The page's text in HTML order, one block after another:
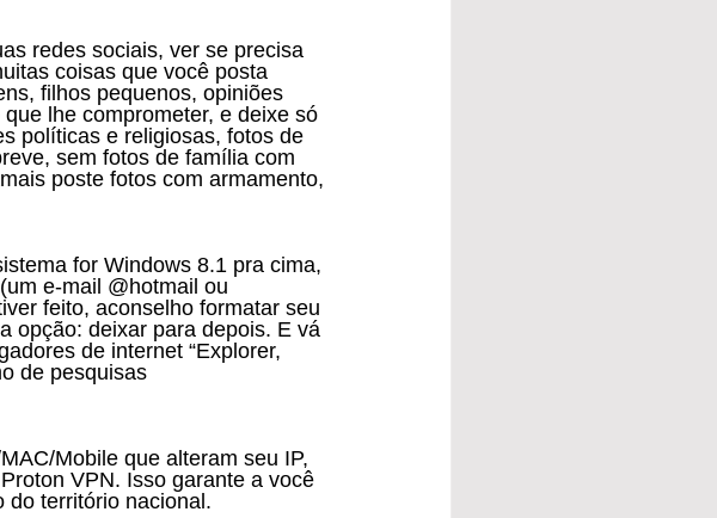
coisas que você posta
filhos pequenos, opiniões
lhe comprometer, e deixe só
políticas e religiosas, fotos de
sem fotos de família com
poste fotos com armamento,
e-mail @hotmail ou
feito, aconselho formatar seu
opção: deixar para depois. E vá
de internet “Explorer,
de pesquisas
VPN. Isso garante a você
do território nacional.